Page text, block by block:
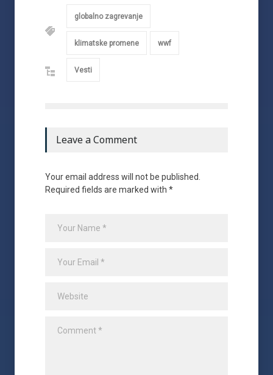
globalno zagrevanje
klimatske promene wwf
Vesti
Leave a Comment
Your email address will not be published.
Required fields are marked with *